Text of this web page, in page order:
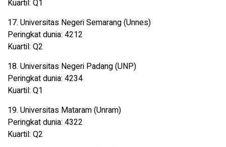
Kuartil: Q1
17. Universitas Negeri Semarang (Unnes)
Peringkat dunia: 4212
Kuartil: Q2
18. Universitas Negeri Padang (UNP)
Peringkat dunia: 4234
Kuartil: Q1
19. Universitas Mataram (Unram)
Peringkat dunia: 4322
Kuartil: Q2